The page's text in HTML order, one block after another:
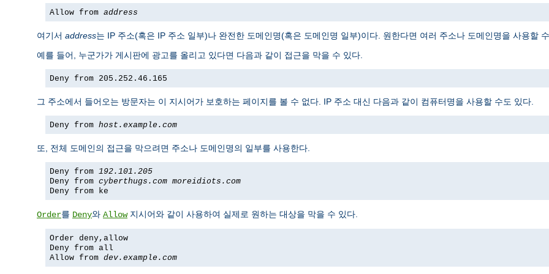
Allow from address
여기서 address는 IP 주소(혹은 IP 주소 일부)나 완전한 도메인명(혹은 도메인명 일부)이다. 원한다면 여러 주소나 도메인명을 사용할
예를 들어, 누군가가 게시판에 광고를 올리고 있다면 다음과 같이 접근을 막을 수 있다.
Deny from 205.252.46.165
그 주소에서 들어오는 방문자는 이 지시어가 보호하는 페이지를 볼 수 없다. IP 주소 대신 다음과 같이 컴퓨터명을 사용할 수도 있다.
Deny from host.example.com
또, 전체 도메인의 접근을 막으려면 주소나 도메인명의 일부를 사용한다.
Deny from 192.101.205
Deny from cyberthugs.com moreidiots.com
Deny from ke
Order를 Deny와 Allow지시어와 같이 사용하여 실제로 원하는 대상을 막을 수 있다.
Order deny,allow
Deny from all
Allow from dev.example.com